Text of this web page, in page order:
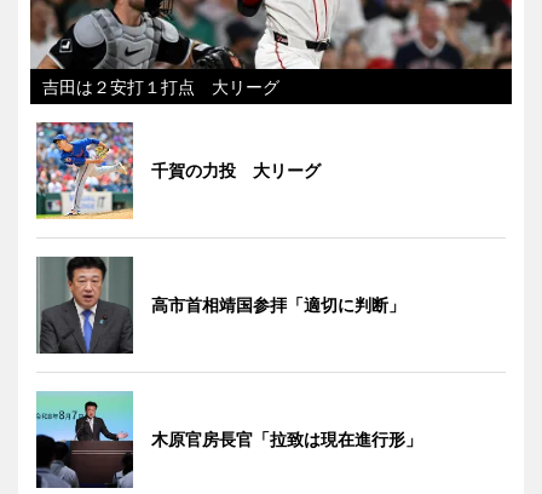
吉田は２安打１打点 大リーグ
千賀の力投 大リーグ
高市首相靖国参拝「適切に判断」
木原官房長官「拉致は現在進行形」